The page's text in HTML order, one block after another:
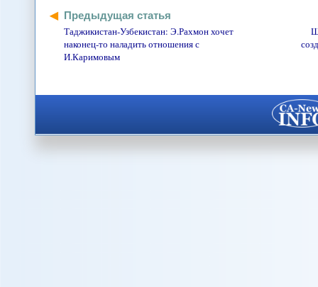
Предыдущая статья
Таджикистан-Узбекистан: Э.Рахмон хочет
наконец-то наладить отношения с
И.Каримовым